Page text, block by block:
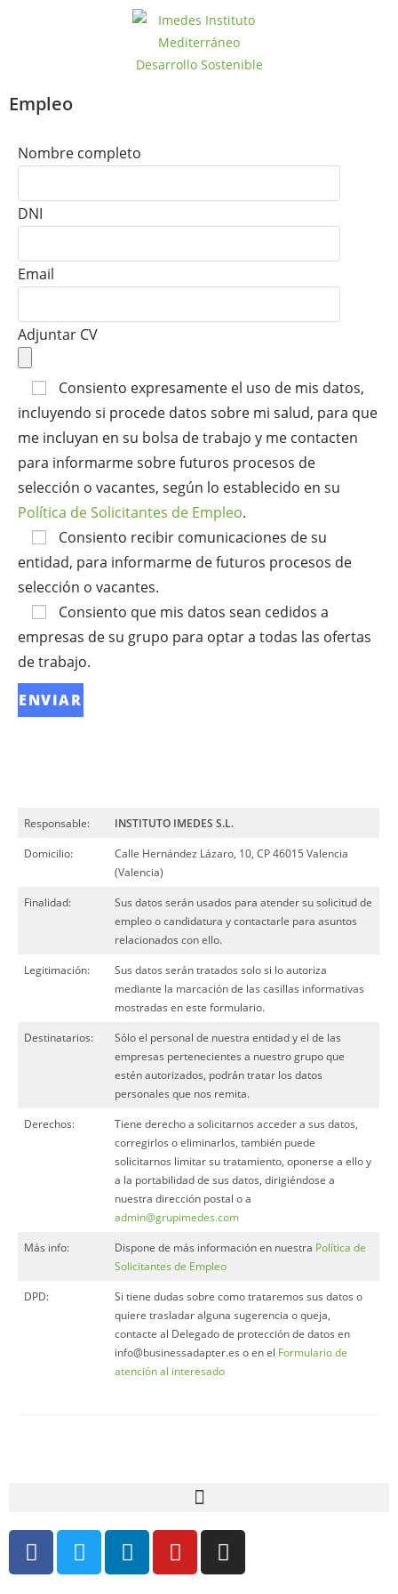
Empleo
Nombre completo
DNI
Email
Adjuntar CV
Consiento expresamente el uso de mis datos,
incluyendo si procede datos sobre mi salud, para que
me incluyan en su bolsa de trabajo y me contacten
para informarme sobre futuros procesos de
selección o vacantes, según lo establecido en su
Política de Solicitantes de Empleo.
Consiento recibir comunicaciones de su
entidad, para informarme de futuros procesos de
selección o vacantes.
Consiento que mis datos sean cedidos a
empresas de su grupo para optar a todas las ofertas
de trabajo.
Responsable:
INSTITUTO IMEDES S.L.
Domicilio:
Calle Hernández Lázaro, 10, CP 46015 Valencia
(Valencia)
Finalidad:
Sus datos serán usados para atender su solicitud de
empleo o candidatura y contactarle para asuntos
relacionados con ello.
Legitimación:
Sus datos serán tratados solo si lo autoriza
mediante la marcación de las casillas informativas
mostradas en este formulario.
Destinatarios:
Sólo el personal de nuestra entidad y el de las
empresas pertenecientes a nuestro grupo que
estén autorizados, podrán tratar los datos
personales que nos remita.
Derechos:
Tiene derecho a solicitarnos acceder a sus datos,
corregirlos o eliminarlos, también puede
solicitarnos limitar su tratamiento, oponerse a ello y
a la portabilidad de sus datos, dirigiéndose a
nuestra dirección postal o a
admin@grupimedes.com
Más info:
Dispone de más información en nuestra Política de
Solicitantes de Empleo
DPD:
Si tiene dudas sobre como trataremos sus datos o
quiere trasladar alguna sugerencia o queja,
contacte al Delegado de protección de datos en
info@businessadapter.es o en el Formulario de
atención al interesado